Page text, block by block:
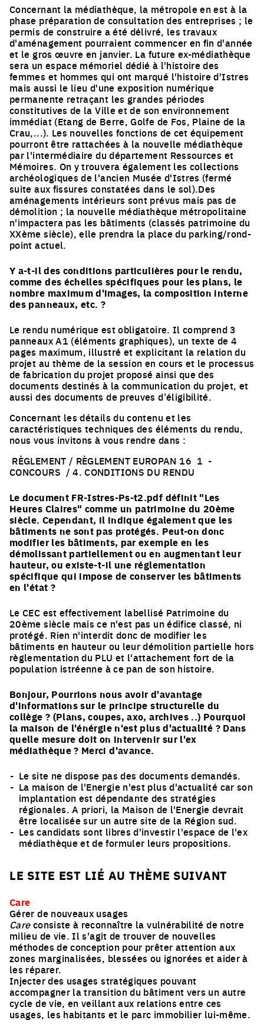
Concernant la médiathèque, la métropole en est à la
phase préparation de consultation des entreprises ; le
permis de construire a été délivré, les travaux
d'aménagement pourraient commencer en fin d'année
et le gros œuvre en janvier. La future ex-médiathèque
sera un espace mémoriel dédié à l'histoire des
femmes et hommes qui ont marqué l'histoire d'Istres
mais aussi le lieu d'une exposition numérique
permanente retraçant les grandes périodes
constitutives de la Ville et de son environnement
immédiat (Etang de Berre, Golfe de Fos, Plaine de la
Crau,...). Les nouvelles fonctions de cet équipement
pourront être rattachées à la nouvelle médiathèque
par l'intermédiaire du département Ressources et
Mémoires. On y trouvera également les collections
archéologiques de l'ancien Musée d'Istres (fermé
suite aux fissures constatées dans le sol).Des
aménagements intérieurs sont prévus mais pas de
démolition ; la nouvelle médiathèque métropolitaine
n'impactera pas les bâtiments (classés patrimoine du
XXème siècle), elle prendra la place du parking/rond-
point actuel.
Y a-t-il des conditions particulières pour le rendu,
comme des échelles spécifiques pour les plans, le
nombre maximum d'images, la composition interne
des panneaux, etc. ?
Le rendu numérique est obligatoire. Il comprend 3
panneaux A1 (éléments graphiques), un texte de 4
pages maximum, illustré et explicitant la relation du
projet au thème de la session en cours et le processus
de fabrication du projet proposé ainsi que des
documents destinés à la communication du projet, et
aussi des documents de preuves d’éligibilité.
Concernant les détails du contenu et les
caractéristiques techniques des éléments du rendu,
nous vous invitons à vous rendre dans :
RÈGLEMENT / RÈGLEMENT EUROPAN 16 1 -
CONCOURS / 4. CONDITIONS DU RENDU
Le document FR-Istres-Ps-t2.pdf définit "Les
Heures Claires" comme un patrimoine du 20ème
siècle. Cependant, il indique également que les
bâtiments ne sont pas protégés. Peut-on donc
modifier les bâtiments, par exemple en les
démolissant partiellement ou en augmentant leur
hauteur, ou existe-t-il une réglementation
spécifique qui impose de conserver les bâtiments
en l'état ?
Le CEC est effectivement labellisé Patrimoine du
20ème siècle mais ce n'est pas un édifice classé, ni
protégé. Rien n'interdit donc de modifier les
bâtiments en hauteur ou leur démolition partielle hors
règlementation du PLU et l'attachement fort de la
population istréenne à ce pan de son histoire.
Bonjour, Pourrions nous avoir d'avantage
d'informations sur le principe structurelle du
collège ? (Plans, coupes, axo, archives ..) Pourquoi
la maison de l'énérgie n'est plus d'actualité ? Dans
quelle mesure doit on intervenir sur l'ex
médiathèque ? Merci d'avance.
Le site ne dispose pas des documents demandés.
La maison de l'Energie n'est plus d'actualité car son
implantation est dépendante des stratégies
régionales. A priori, la Maison de l'Energie devrait
être localisée sur un autre site de la Région sud.
Les candidats sont libres d'investir l'espace de l'ex
médiathèque et de formuler leurs propositions.
LE SITE EST LIÉ AU THÈME SUIVANT
Care
Gérer de nouveaux usages
Careconsiste à reconnaître la vulnérabilité de notre
milieu de vie. Il s'agit de trouver de nouvelles
méthodes de conception pour prêter attention aux
zones marginalisées, blessées ou ignorées et aider à
les réparer.
Injecter des usages stratégiques pouvant
accompagner la transition du bâtiment vers un autre
cycle de vie, en veillant aux relations entre ces
usages, les habitants et le parc immobilier lui-même.